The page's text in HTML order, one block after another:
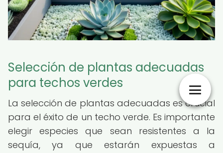
Selección de plantas adecuadas
para techos verdes
La selección de plantas adecuadas es crucial
para el éxito de un techo verde. Es importante
elegir especies que sean resistentes a la
sequía, ya que estarán expuestas a